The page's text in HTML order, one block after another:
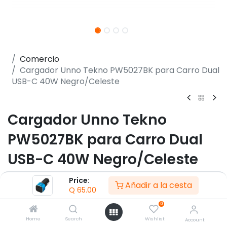
Price:
Q 65.00 Añadir a la cesta
Home Search
0
Wishlist Account
Comercio
Cargador Unno Tekno PW5027BK para Carro Dual
USB-C 40W Negro/Celeste
Cargador Unno Tekno
PW5027BK para Carro Dual
USB-C 40W Negro/Celeste
(0 reseña)
- 2 x Puertos USB-C 5V / 3A - 9V / 2,22A - 12V / 1,66A
- Voltaje de entrada: 12-24 V
- potencia de salida: 40W